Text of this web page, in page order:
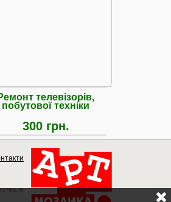
телевізорів,
побутової техніки
300 грн.
в